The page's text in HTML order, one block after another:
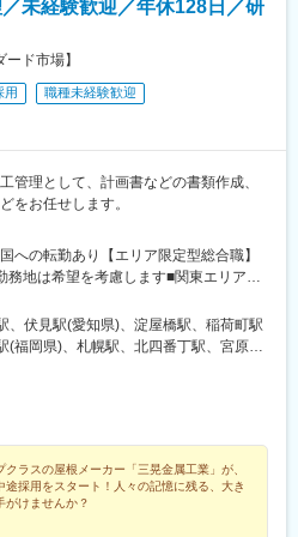
未経験歓迎／年休128日／研
ド市場】
用
職種未経験歓迎
管理として、計画書などの書類作成、
をお任せします。
への転勤あり【エリア限定型総合職】
務地は希望を考慮します■関東エリア本
宮営業所茨城営業所高崎営業所新潟営
千葉営業所君津営業所甲府営業所西東
作所建材深谷（深谷製作所内）■中部エ
甲府営業所静岡営業所■関西エリア関西
所神戸営業所奈良営業所長田野製作所
製作所■九州エリア九州支店北九州営業
児島営業所沖縄営業所■北海道エリア北
業所釧路営業所帯広営業所函館営業所
別製作所内）■東北エリア東北支店郡山
、伏見駅(愛知県)、淀屋橋駅、稲荷町駅
(福岡県)、札幌駅、北四番丁駅、宮原
、西国立駅、新静岡駅、浜松駅、河芸
江駅、石場駅、石原駅(京都府)、神戸三
ろ通駅、安里駅、旭川駅、北見駅、釧
前駅、郡山駅(福島県)、仙北町駅、筒井
砂駅(北海道)、籠原駅、勝間駅、三田
銀山町駅、西小倉駅、宇都宮駅東口駅、
クラスの屋根メーカー「三晃金属工業」が、
途採用をスタート！人々の記憶に残る、大き
がけませんか？